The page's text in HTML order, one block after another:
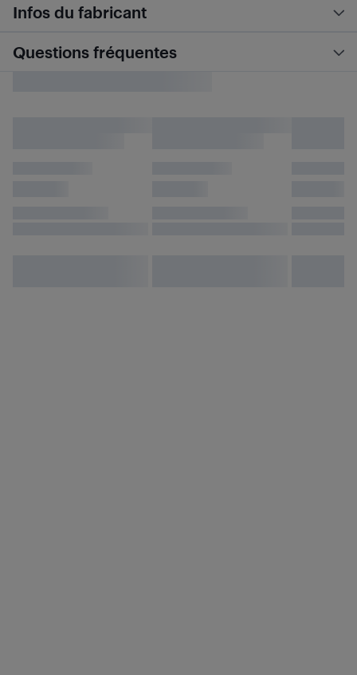
Infos du fabricant
Questions fréquentes